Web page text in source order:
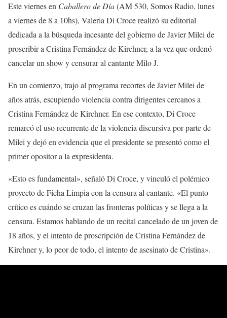
Este viernes en Caballero de Día(AM 530, Somos Radio, lunes
a viernes de 8 a 10hs), Valeria Di Croce realizó su editorial
dedicada a la búsqueda incesante del gobierno de Javier Milei de
proscribir a Cristina Fernández de Kirchner, a la vez que ordenó
cancelar un show y censurar al cantante Milo J.
En un comienzo, trajo al programa recortes de Javier Milei de
años atrás, escupiendo violencia contra dirigentes cercanos a
Cristina Fernández de Kirchner. En ese contexto, Di Croce
remarcó el uso recurrente de la violencia discursiva por parte de
Milei y dejó en evidencia que el presidente se presentó como el
primer opositor a la expresidenta.
«Esto es fundamental», señaló Di Croce, y vinculó el polémico
proyecto de Ficha Limpia con la censura al cantante. «El punto
crítico es cuándo se cruzan las fronteras políticas y se llega a la
censura. Estamos hablando de un recital cancelado de un joven de
18 años, y el intento de proscripción de Cristina Fernández de
Kirchner y, lo peor de todo, el intento de asesinato de Cristina».